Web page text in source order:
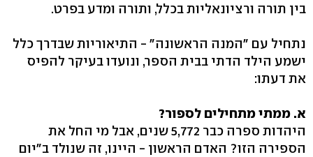
בין תורה ורציונאליות בכלל, ותורה ומדע בפרט.
נתחיל עם "המנה הראשונה" - התיאוריות שבדרך כלל
ישמע הילד הדתי בבית הספר, ונועדו בעיקר להפיס
את דעתו:
א. ממתי מתחילים לספור?
היהדות ספרה כבר 5,772 שנים, אבל מי החל את
הספירה הזו? האדם הראשון - היינו, זה שנולד ב"יום